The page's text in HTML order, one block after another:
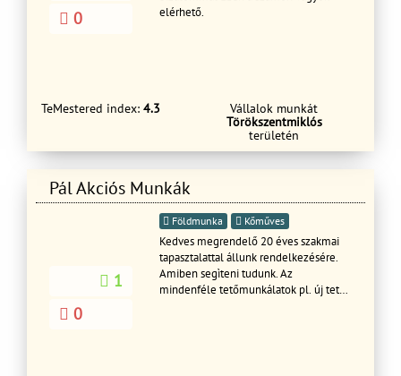
0
elérhető.
TeMestered index: 4.3
Vállalok munkát
Törökszentmiklós
területén
Pál Akciós Munkák
1
0
Földmunka Kőműves
Kedves megrendelő 20 éves szakmai
tapasztalattal állunk rendelkezésére.
Amiben segìteni tudunk. Az
mindenféle tetőmunkálatok pl. új tetők